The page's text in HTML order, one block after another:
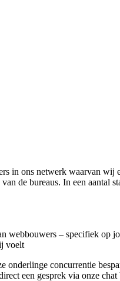
in ons netwerk waarvan wij
de bureaus. In een aantal
webbouwers – specifiek op
voelt
concurrentie
een gesprek via onze